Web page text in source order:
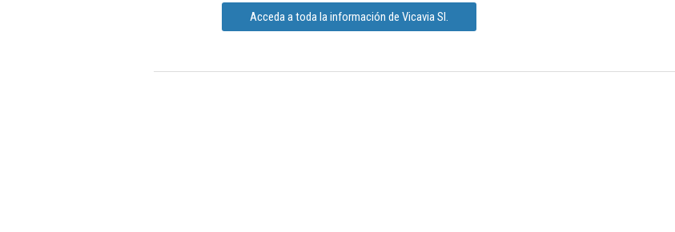
Acceda a toda la información de Vicavia Sl.